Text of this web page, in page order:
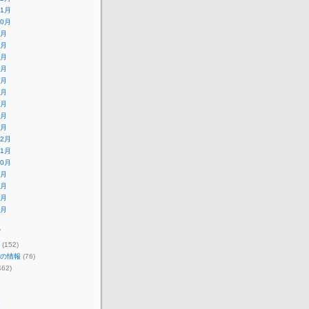
月
月
月
月
月
(152)
情報 (76)